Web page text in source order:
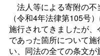
法人等による寄附の不
（令和4年法律第105号
施行されてきましたが
であった箇所について
い、同法の全ての条文